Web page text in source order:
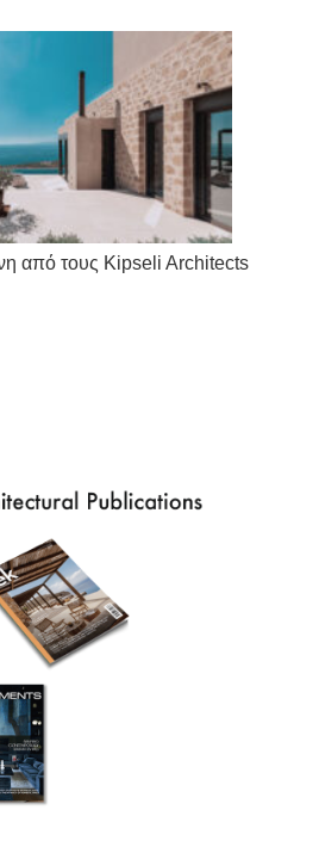
από τους Kipseli Architects